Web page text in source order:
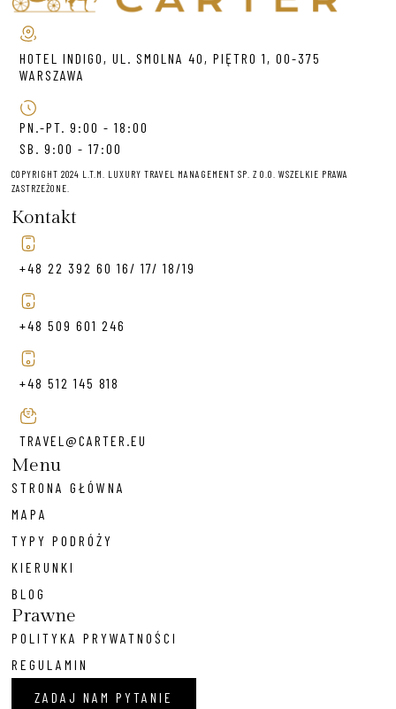
HOTEL INDIGO, UL. SMOLNA 40, PIĘTRO 1, 00-375
WARSZAWA
PN.-PT. 9:00 - 18:00
SB. 9:00 - 17:00
COPYRIGHT 2024 L.T.M. LUXURY TRAVEL MANAGEMENT SP. Z O.O. WSZELKIE PRAWA
ZASTRZEŻONE.
Kontakt
+48 22 392 60 16/ 17/ 18/19
+48 509 601 246
+48 512 145 818
TRAVEL@CARTER.EU
Menu
STRONA GŁÓWNA
MAPA
TYPY PODRÓŻY
KIERUNKI
BLOG
Prawne
POLITYKA PRYWATNOŚCI
REGULAMIN
ZADAJ NAM PYTANIE